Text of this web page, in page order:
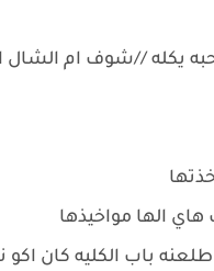
//شوف ام الشال
الها مواخيذها
باب الكليه كان اكو